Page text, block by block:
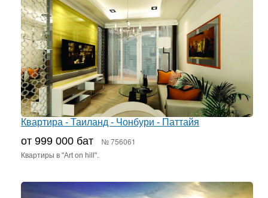
Квартира - Таиланд - Чонбури - Паттайя
от 999 000 бат № 756061
Квартиры в "Art on hill".